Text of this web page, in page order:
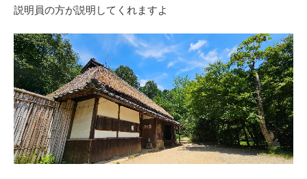
説明員の方が説明してくれますよ